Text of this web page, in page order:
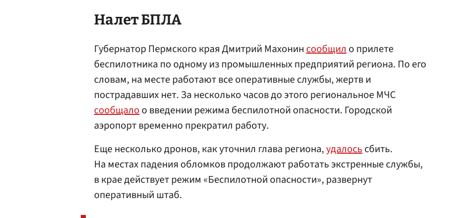
Налет БПЛА
Губернатор Пермского края Дмитрий Махонинсообщило прилете
беспилотника по одному из промышленных предприятий региона. По его
словам, на месте работают все оперативные службы, жертв и
пострадавших нет. За несколько часов до этого региональное МЧС
сообщалоо введении режима беспилотной опасности. Городской
аэропорт временно прекратил работу.
Еще несколько дронов, как уточнил глава региона,удалосьсбить.
На местах падения обломков продолжают работать экстренные службы,
в крае действует режим «Беспилотной опасности», развернут
оперативный штаб.